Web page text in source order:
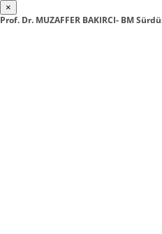
×
Prof. Dr. MUZAFFER BAKIRCI- BM